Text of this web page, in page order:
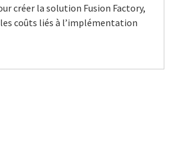
créer la solution Fusion Factory,
coûts liés à l’implémentation